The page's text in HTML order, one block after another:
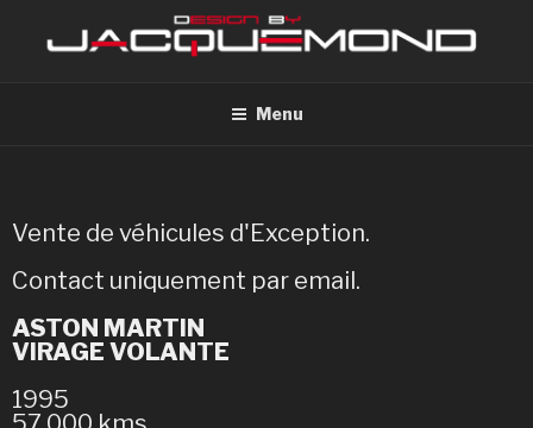
Menu
Vente de véhicules d'Exception.
Contact uniquement par email.
ASTON MARTIN
VIRAGE VOLANTE
1995